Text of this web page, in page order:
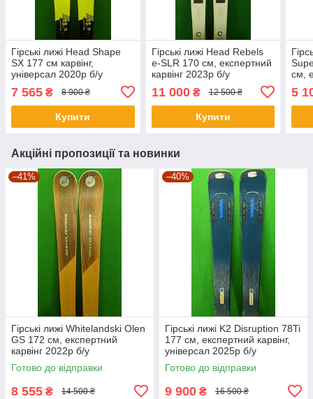
Гірські лижі Head Shape
SX 177 см карвінг,
універсал 2020р б/у
7 565 ₴ 8 900 ₴
Купити
Гірські лижі Head Rebels
e-SLR 170 см, експертний
карвінг 2023р б/у
11 000₴ 12 500 ₴
Купити
см,
5
Акційні пропозиції та новинки
–41%
Гірські лижі Whitelandski Olen
GS 172 см, експертний
карвінг 2022р б/у
Готово до відправки
8 555 ₴ 14 500 ₴
–40%
Гірські лижі K2 Disruption 78Ti
177 см, експертний карвінг,
універсал 2025р б/у
Готово до відправки
9 900 ₴ 16 500 ₴